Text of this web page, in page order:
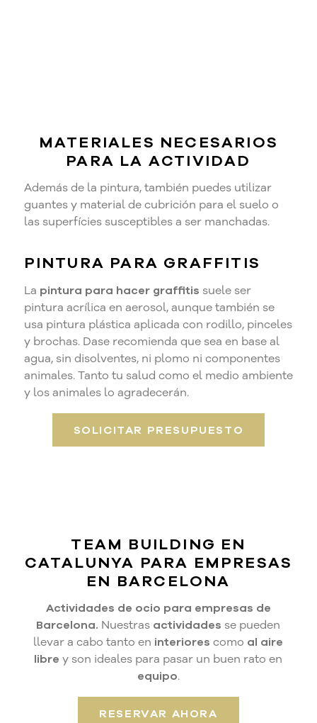
MATERIALES NECESARIOS
PARA LA ACTIVIDAD
Además de la pintura, también puedes utilizar
guantes y material de cubrición para el suelo o
las superfícies susceptibles a ser manchadas.
PINTURA PARA GRAFFITIS
La pintura para hacer graffitis suele ser
pintura acrílica en aerosol, aunque también se
usa pintura plástica aplicada con rodillo, pinceles
y brochas. Dase recomienda que sea en base al
agua, sin disolventes, ni plomo ni componentes
animales. Tanto tu salud como el medio ambiente
y los animales lo agradecerán.
SOLICITAR PRESUPUESTO
TEAM BUILDING EN
CATALUNYA PARA EMPRESAS
EN BARCELONA
Actividades de ocio para empresas de
Barcelona. Nuestras actividades se pueden
llevar a cabo tanto en interiores como al aire
libre y son ideales para pasar un buen rato en
equipo.
RESERVAR AHORA